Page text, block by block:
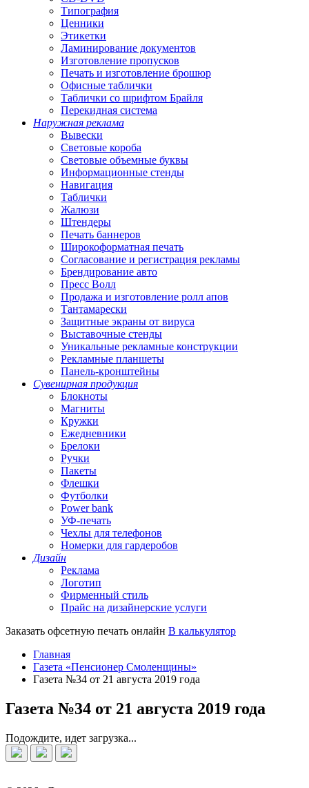
Типография
Ценники
Этикетки
Ламинирование документов
Изготовление пропусков
Печать и изготовление брошюр
Офисные таблички
Таблички со шрифтом Брайля
Перекидная система
Наружная реклама
Вывески
Световые короба
Световые объемные буквы
Информационные стенды
Навигация
Таблички
Жалюзи
Штендеры
Печать баннеров
Широкоформатная печать
Согласование и регистрация рекламы
Брендирование авто
Пресс Волл
Продажа и изготовление ролл апов
Тантамарески
Защитные экраны от вируса
Выставочные стенды
Уникальные рекламные конструкции
Рекламные планшеты
Панель-кронштейны
Сувенирная продукция
Блокноты
Магниты
Кружки
Ежедневники
Брелоки
Ручки
Пакеты
Флешки
Футболки
Power bank
УФ-печать
Чехлы для телефонов
Номерки для гардеробов
Дизайн
Реклама
Логотип
Фирменный стиль
Прайс на дизайнерские услуги
Заказать офсетную печать онлайн В калькулятор
Главная
Газета «Пенсионер Смоленщины»
Газета №34 от 21 августа 2019 года
Газета №34 от 21 августа 2019 года
Подождите, идет загрузка...